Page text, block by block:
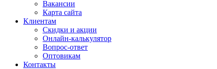
Вакансии
Карта сайта
Клиентам
Скидки и акции
Онлайн-калькулятор
Вопрос-ответ
Оптовикам
Контакты